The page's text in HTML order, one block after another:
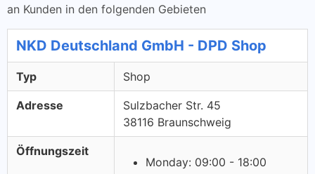
an Kunden in den folgenden Gebieten
NKD Deutschland GmbH - DPD Shop
Typ Shop
Adresse
Sulzbacher Str. 45
38116 Braunschweig
Öffnungszeit
Monday: 09:00 - 18:00